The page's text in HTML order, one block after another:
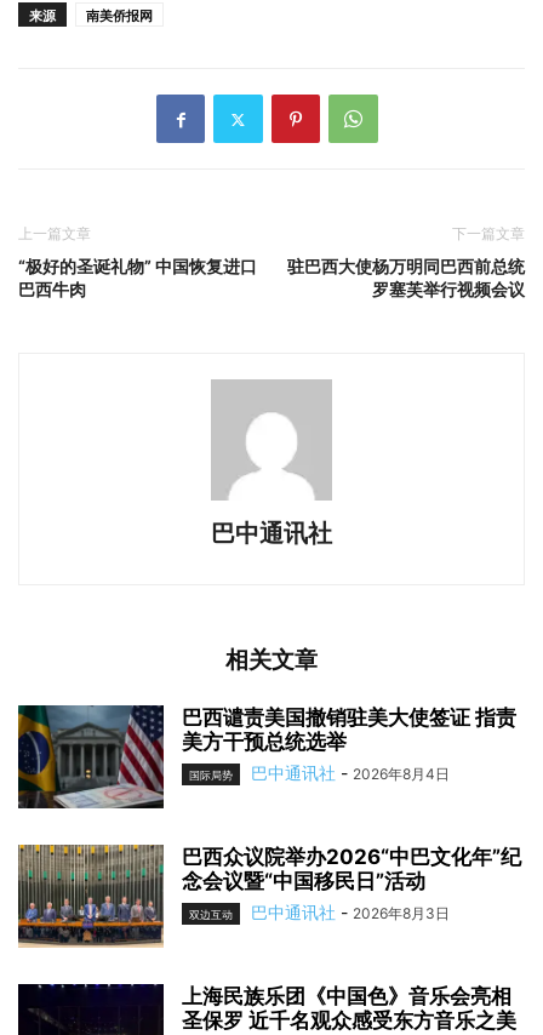
来源 南美侨报网
上一篇文章
“极好的圣诞礼物” 中国恢复进口
巴西牛肉
下一篇文章
驻巴西大使杨万明同巴西前总统
罗塞芙举行视频会议
巴中通讯社
相关文章
巴西谴责美国撤销驻美大使签证 指责
美方干预总统选举
国际局势 巴中通讯社 - 2026年8月4日
巴西众议院举办2026“中巴文化年”纪
念会议暨“中国移民日”活动
双边互动 巴中通讯社 - 2026年8月3日
上海民族乐团《中国色》音乐会亮相
圣保罗 近千名观众感受东方音乐之美